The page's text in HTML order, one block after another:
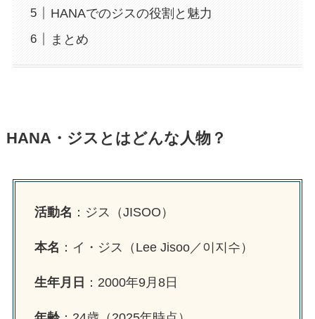
HANAでのジスの役割と魅力
まとめ
HANA・ジスとはどんな人物？
活動名 ：ジス（JISOO）
本名 ：イ・ジス（Lee Jisoo／이지수）
生年月日 ：2000年9月8日